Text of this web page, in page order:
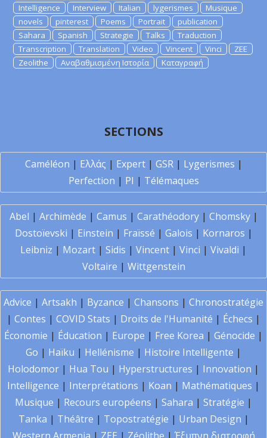
Intelligence
Interview Italian lygerismes
Musique
novels
pinterest Poems Portrait
publication
Sahara
Spanish Strategie Talks
Traduction
Transcription
Translation Video Vincent Vinci
ZEE
Zeolithe
Αναβαθμισμένη Ιστορία Καταγραφή
SECTIONS
Caméléon | Ελλάς | Expert| GSR| Lygerismes |
Perfection | PI | Télémaques
Abel | Archimède | Camus | Carathéodory| Chomsky|
Dostoïevski | Einstein | Fraïssé | Galois | Kornaros |
Leibniz | Mozart | Sidis | Vincent | Vinci | Vivaldi |
Voltaire | Wittgenstein
Advice | Artsakh | Byzance | Chansons | Chronostratégie
| Contes | COVID Stats | Droits de l'Humanité | Échecs |
Économie | Éducation | Europe | Free Korea | Génocide |
Go | Haïku | Hellénisme | Histoire Intelligente |
Holodomor | Hua Tou | Hyperstructures | Innovation |
Intelligence | Interprétations | Koan | Mathématiques |
Musique | Recours européens | Sahara | Stratégie |
Tanka | Théâtre | Topostratégie | Urban Design |